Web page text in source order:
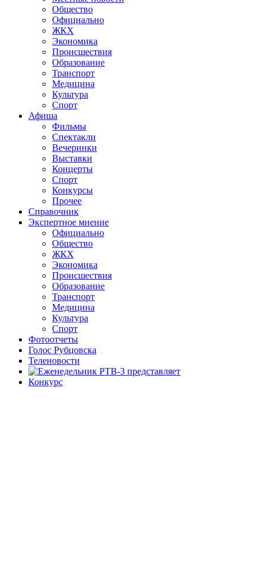
Общество
Официально
ЖКХ
Экономика
Происшествия
Образование
Транспорт
Медицина
Культура
Спорт
Афиша
Фильмы
Спектакли
Вечеринки
Выставки
Концерты
Спорт
Конкурсы
Прочее
Справочник
Экспертное мнение
Официально
Общество
ЖКХ
Экономика
Происшествия
Образование
Транспорт
Медицина
Культура
Спорт
Фотоотчеты
Голос Рубцовска
Теленовости
Конкурс